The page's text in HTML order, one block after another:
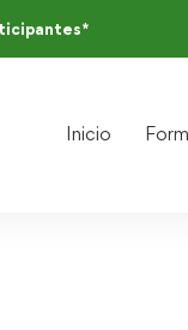
Inicio